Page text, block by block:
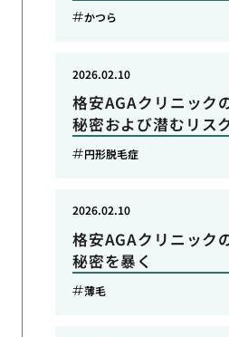
かつら
格安AGAクリニック
秘密および潜むリス
2026.02.10
円形脱毛症
格安AGAクリニック
秘密を暴く
2026.02.10
薄毛